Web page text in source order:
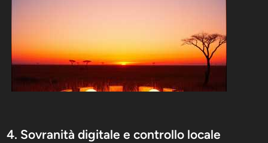
4. Sovranità digitale e controllo locale